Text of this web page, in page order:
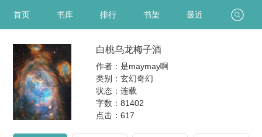
首页 书库 排行 书架 最近
白桃乌龙梅子酒
作者：是maymay啊
类别：玄幻奇幻
状态：连载
字数：81402
点击： 617